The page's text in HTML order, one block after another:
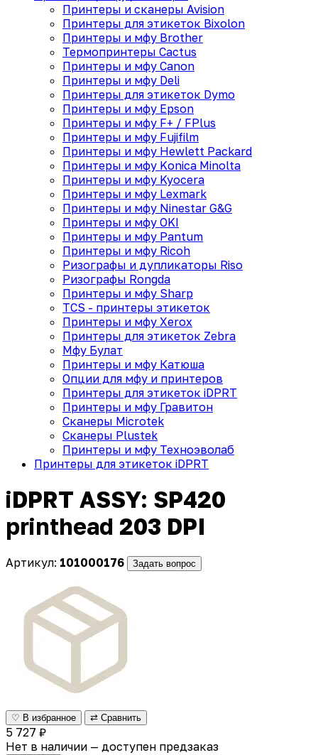
Принтеры и сканеры Avision
Принтеры для этикеток Bixolon
Принтеры и мфу Brother
Термопринтеры Cactus
Принтеры и мфу Canon
Принтеры и мфу Deli
Принтеры для этикеток Dymo
Принтеры и мфу Epson
Принтеры и мфу F+ / FPlus
Принтеры и мфу Fujifilm
Принтеры и мфу Hewlett Packard
Принтеры и мфу Konica Minolta
Принтеры и мфу Kyocera
Принтеры и мфу Lexmark
Принтеры и мфу Ninestar G&G
Принтеры и мфу OKI
Принтеры и мфу Pantum
Принтеры и мфу Ricoh
Ризографы и дупликаторы Riso
Ризографы Rongda
Принтеры и мфу Sharp
TCS - принтеры этикеток
Принтеры и мфу Xerox
Принтеры для этикеток Zebra
Мфу Булат
Принтеры и мфу Катюша
Опции для мфу и принтеров
Принтеры для этикеток iDPRT
Принтеры и мфу Гравитон
Сканеры Microtek
Сканеры Plustek
Принтеры и мфу Техноэволаб
Принтеры для этикеток iDPRT
iDPRT ASSY: SP420
printhead 203 DPI
Артикул: 101000176 Задать вопрос
♡ В избранное ⇄ Сравнить
5 727 ₽
Нет в наличии — доступен предзаказ